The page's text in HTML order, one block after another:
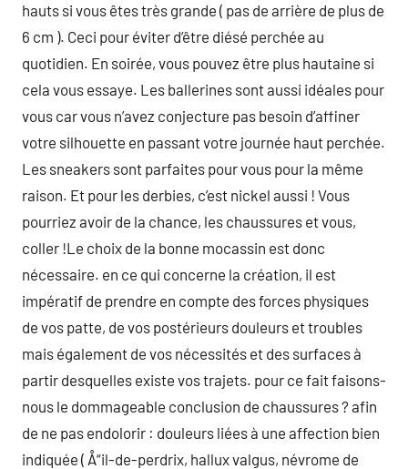
hauts si vous êtes très grande ( pas de arrière de plus de
6 cm ). Ceci pour éviter d’être diésé perchée au
quotidien. En soirée, vous pouvez être plus hautaine si
cela vous essaye. Les ballerines sont aussi idéales pour
vous car vous n’avez conjecture pas besoin d’affiner
votre silhouette en passant votre journée haut perchée.
Les sneakers sont parfaites pour vous pour la même
raison. Et pour les derbies, c’est nickel aussi ! Vous
pourriez avoir de la chance, les chaussures et vous,
coller !Le choix de la bonne mocassin est donc
nécessaire. en ce qui concerne la création, il est
impératif de prendre en compte des forces physiques
de vos patte, de vos postérieurs douleurs et troubles
mais également de vos nécessités et des surfaces à
partir desquelles existe vos trajets. pour ce fait faisons-
nous le dommageable conclusion de chaussures ? afin
de ne pas endolorir : douleurs liées à une affection bien
indiquée ( Å“il-de-perdrix, hallux valgus, névrome de